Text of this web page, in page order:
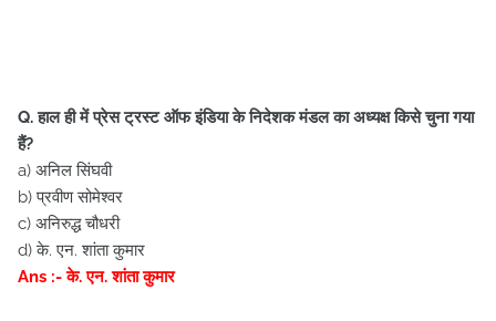
Q. हाल ही में प्रेस ट्रस्ट ऑफ इंडिया के निदेशक मंडल का अध्यक्ष किसे चुना गया
हैं?
a) अनिल सिंघवी
b) प्रवीण सोमेश्वर
c) अनिरुद्ध चौधरी
d) के. एन. शांता कुमार
Ans :- के. एन. शांता कुमार